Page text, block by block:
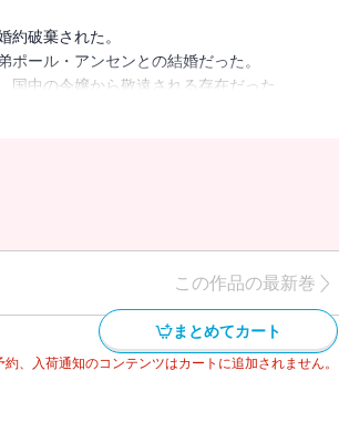
破棄された。
ール・アンセンとの結婚だった。
中の令嬢から敬遠される存在だった。
からはむしろいい縁談だと勧められてしまう。
り彼を一流の男に育てることを決意する。
がなさそうだった。
と向き合うことに。
トに励む彼と一緒に過ごすうちに、いつしかそ
る美丈夫となり、そんな夫にこれでもかと溺
ます（６）』には「本編 王弟殿下は泣き虫で
録
この作品の最新巻
まとめてカート
、入荷通知のコンテンツはカートに追加されません。